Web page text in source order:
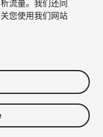
出售资源
南
流量。我们还同
您使用我们网站